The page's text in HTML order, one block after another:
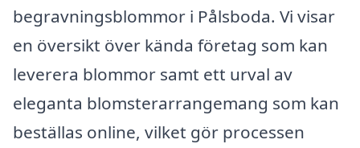
begravningsblommor i Pålsboda. Vi visar
en översikt över kända företag som kan
leverera blommor samt ett urval av
eleganta blomsterarrangemang som kan
beställas online, vilket gör processen